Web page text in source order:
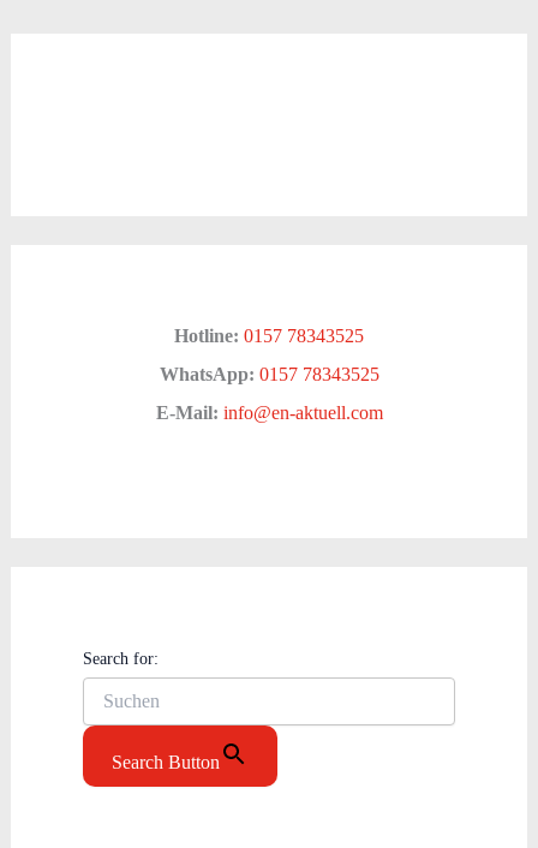
Hotline: 0157 78343525
WhatsApp: 0157 78343525
E-Mail: info@en-aktuell.com
Search for:
Search Button